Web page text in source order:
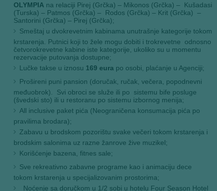
OLYMPIA na relaciji Pirej (Grčka) – Mikonos (Grčka) – Kušadasi
(Turska) – Patmos (Grčka) – Rodos (Grčka) – Krit (Grčka) –
Santorini (Grčka) – Pirej (Grčka);
Smeštaj u dvokrevetnim kabinama unutrašnje kategorije tokom
krstarenja. Putnici koji to žele mogu dobiti i trokrevetne odnosno
četvorokrevetne kabine iste kategorije, ukoliko su u momentu
rezervacije putovanja dostupne;
Lučke takse u iznosu 169 eura po osobi, plaćanje u Agenciji;
Prošireni puni pansion (doručak, ručak, večera, popodnevni
međuobrok). Svi obroci se služe ili po sistemu bife posluge
(švedski sto) ili u restoranu po sistemu izbornog menija;
All inclusive paket pića (Neograničena konsumacija pića po
pravilima brodara);
Zabavu u brodskom pozorištu svake večeri tokom krstarenja i
brodskim salonima uz razne žanrove žive muzikel;
Korišćenje bazena, fitnes sale;
Sve rekreativno zabavne programe kao i animaciju dece
tokom krstarenja u specijalizovanim prostorima;
Noćenje sa doručkom u 1/2 sobi u hotelu Four Season Hotel